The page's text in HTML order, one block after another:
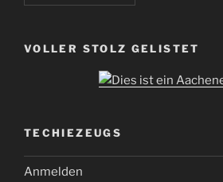
VOLLER STOLZ GELISTET
TECHIEZEUGS
Anmelden